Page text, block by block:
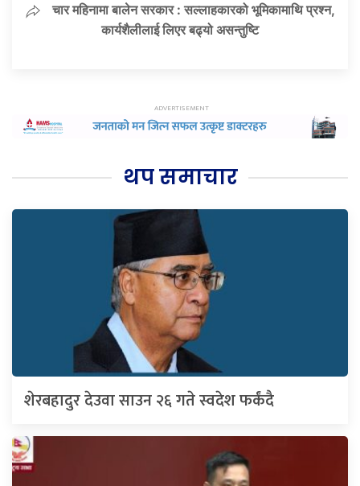
चार महिनामा बालेन सरकार : सल्लाहकारको भूमिकामाथि प्रश्न,
कार्यशैलीलाई लिएर बढ्यो असन्तुष्टि
थप समाचार
शेरबहादुर देउवा साउन २६ गते स्वदेश फर्कंदै